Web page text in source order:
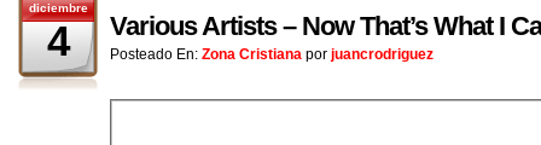
diciembre
4 Various Artists – Now That’s What I
Posteado En: Zona Cristiana por juancrodriguez